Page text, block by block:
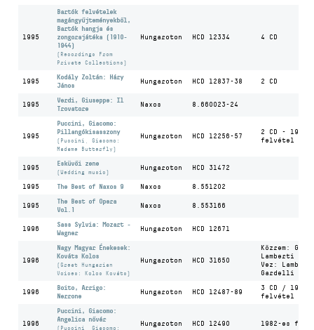
1995
Bartók felvételek
magángyűjteményekből,
Bartók hangja és
zongorajátéka (1910-
1944)
(Recordings From
Private Collections)
Hungaroton HCD 12334 4 CD
1995
Kodály Zoltán: Háry
János
Hungaroton HCD 12837-38 2 CD
1995
Verdi, Giuseppe: Il
Trovatore
Naxos 8.660023-24
1995
Puccini, Giacomo:
Pillangókisasszony
(Puccini, Giacomo:
Madame Butterfly)
Hungaroton HCD 12256-57
2 CD - 1981-
felvétel
1995
Esküvői zene
(Wedding music)
Hungaroton HCD 31472
1995 The Best of Naxos 9 Naxos 8.551202
1995
The Best of Opera
Vol.1
Naxos 8.553166
1996
Sass Sylvia: Mozart -
Wagner
Hungaroton HCD 12671
1996
Nagy Magyar Énekesek:
Kováts Kolos
(Great Hungarian
Voices: Kolos Kováts)
Hungaroton HCD 31650
Közrem:
Lamberti
Vez:
Gardelli
1996
Boito, Arrigo:
Nerrone
Hungaroton HCD 12487-89
3 CD / 1982-
felvétel
1996
Puccini, Giacomo:
Angelica nővér
(Puccini, Giacomo:
Hungaroton HCD 12490 1982-es